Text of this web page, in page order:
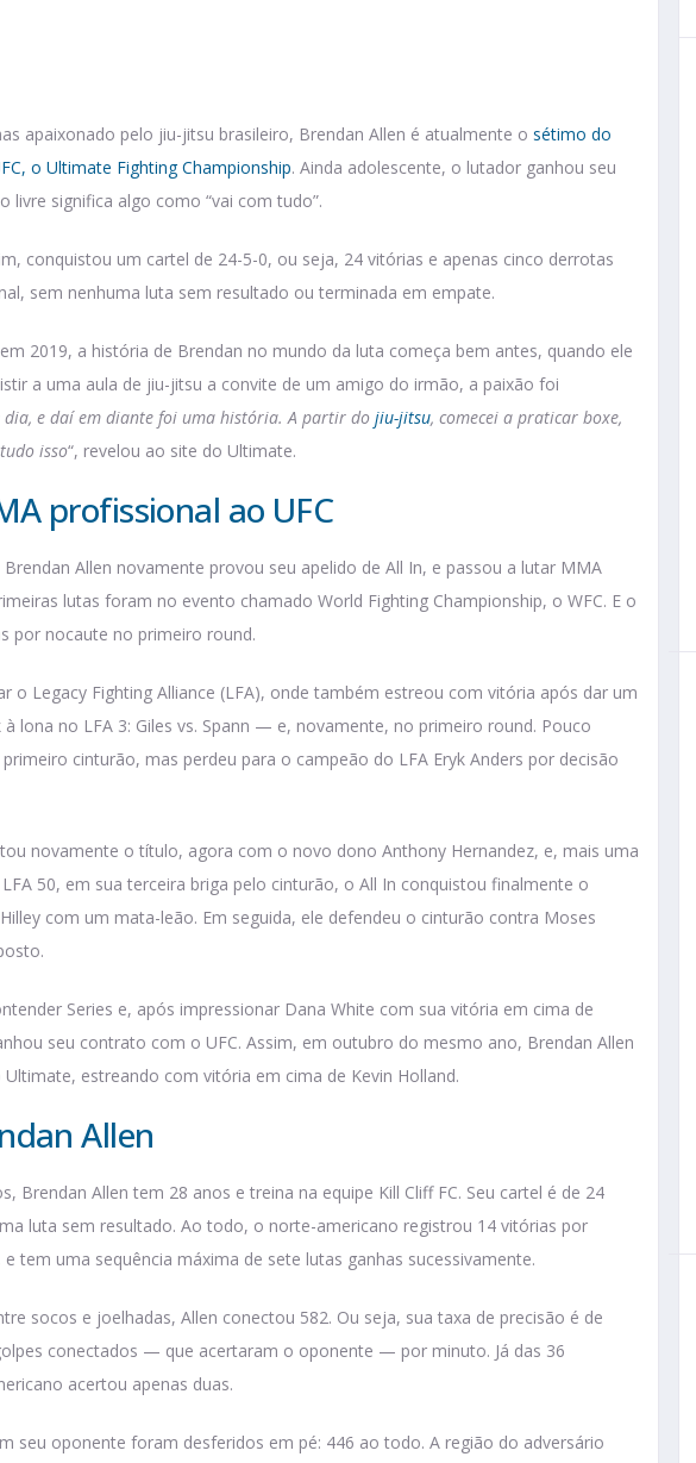
apaixonado pelo jiu-jitsu brasileiro, Brendan Allen é atualmente o sétimo do
o Ultimate Fighting Championship. Ainda adolescente, o lutador ganhou seu
livre significa algo como “vai com tudo”.
conquistou um cartel de 24-5-0, ou seja, 24 vitórias e apenas cinco derrotas
sem nenhuma luta sem resultado ou terminada em empate.
2019, a história de Brendan no mundo da luta começa bem antes, quando ele
a uma aula de jiu-jitsu a convite de um amigo do irmão, a paixão foi
dia, e daí em diante foi uma história. A partir do jiu-jitsu, comecei a praticar boxe,
isso“, revelou ao site do Ultimate.
profissional ao UFC
Allen novamente provou seu apelido de All In, e passou a lutar MMA
lutas foram no evento chamado World Fighting Championship, o WFC. E o
por nocaute no primeiro round.
o Legacy Fighting Alliance (LFA), onde também estreou com vitória após dar um
lona no LFA 3: Giles vs. Spann — e, novamente, no primeiro round. Pouco
cinturão, mas perdeu para o campeão do LFA Eryk Anders por decisão
novamente o título, agora com o novo dono Anthony Hernandez, e, mais uma
50, em sua terceira briga pelo cinturão, o All In conquistou finalmente o
com um mata-leão. Em seguida, ele defendeu o cinturão contra Moses
Series e, após impressionar Dana White com sua vitória em cima de
seu contrato com o UFC. Assim, em outubro do mesmo ano, Brendan Allen
estreando com vitória em cima de Kevin Holland.
Allen
Brendan Allen tem 28 anos e treina na equipe Kill Cliff FC. Seu cartel é de 24
luta sem resultado. Ao todo, o norte-americano registrou 14 vitórias por
tem uma sequência máxima de sete lutas ganhas sucessivamente.
socos e joelhadas, Allen conectou 582. Ou seja, sua taxa de precisão é de
conectados — que acertaram o oponente — por minuto. Já das 36
acertou apenas duas.
seu oponente foram desferidos em pé: 446 ao todo. A região do adversário